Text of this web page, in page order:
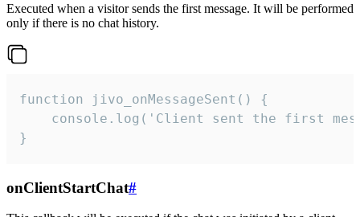
Executed when a visitor sends the first message. It will be performed
only if there is no chat history.
function jivo_onMessageSent() {
console.log('Client sent the first
}
onClientStartChat#